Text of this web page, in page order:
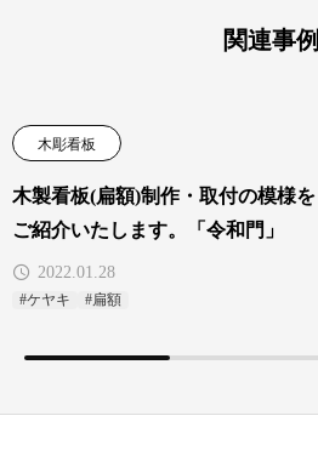
関連事例
木彫看板
木製看板(扁額)制作・取付の模様を
ご紹介いたします。「令和門」
2022.01.28
#ケヤキ #扁額